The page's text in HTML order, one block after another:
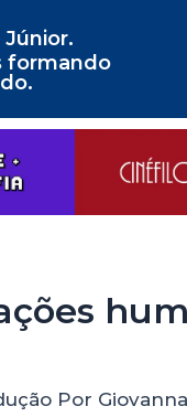
formando
Por